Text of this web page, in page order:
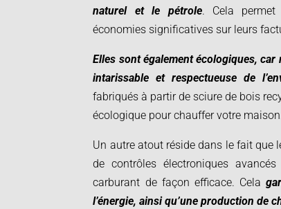
naturel et le pétrole. Cela
économies significatives sur leurs
Elles sont également écologiques, car
intarissable et respectueuse de
fabriqués à partir de sciure de bois
écologique pour chauffer votre
Un autre atout réside dans le fait que
de contrôles électroniques
carburant de façon efficace. Cela
l’énergie, ainsi qu’une production de